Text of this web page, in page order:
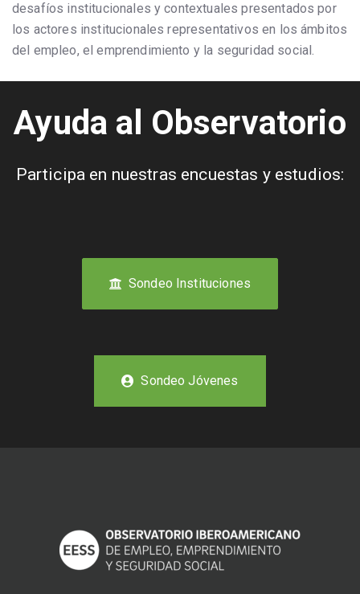
desafíos institucionales y contextuales presentados por
los actores institucionales representativos en los ámbitos
del empleo, el emprendimiento y la seguridad social.
Ayuda al Observatorio
Participa en nuestras encuestas y estudios:
Sondeo Instituciones
Sondeo Jóvenes